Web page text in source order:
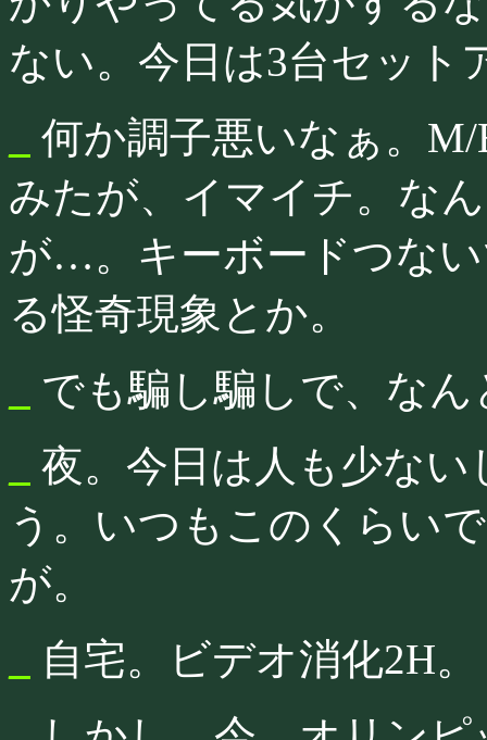
ない。今日は3台セット
何か調子悪いなぁ。
みたが、イマイチ。な
が…。キーボードつな
る怪奇現象とか。
でも騙し騙しで、なん
夜。今日は人も少な
う。いつもこのくらい
が。
自宅。ビデオ消化2H。